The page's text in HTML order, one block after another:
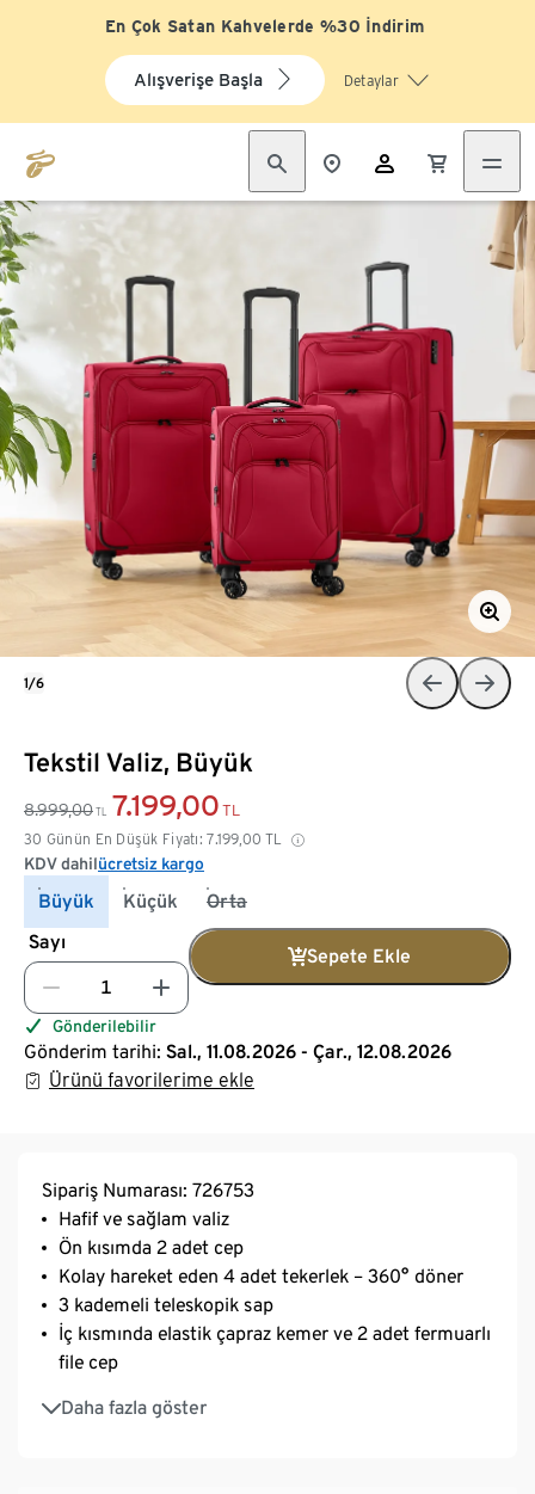
En Çok Satan Kahvelerde %30 İndirim
Alışverişe Başla Detaylar
Tekstil Valiz, Büyük
8.999,00 TL 7.199,00 TL
30 Günün En Düşük Fiyatı: 7.199,00 TL
KDV dahilücretsiz kargo
Büyük Küçük
Orta
Sayı
Sepete Ekle
Gönderilebilir
Gönderim tarihi: Sal., 11.08.2026 - Çar., 12.08.2026
Ürünü favorilerime ekle
1/6
Sipariş Numarası: 726753
Hafif ve sağlam valiz
Ön kısımda 2 adet cep
Kolay hareket eden 4 adet tekerlek – 360° döner
3 kademeli teleskopik sap
İç kısmında elastik çapraz kemer ve 2 adet fermuarlı
file cep
Daha fazla göster
Üstte ve yanda tutamak